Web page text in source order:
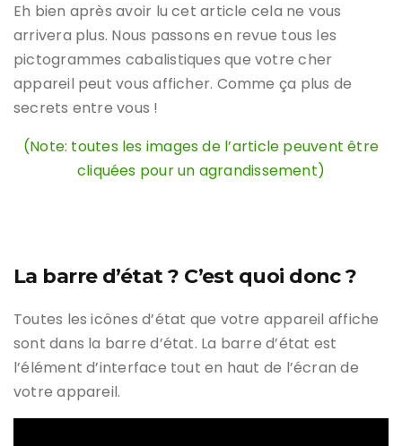
Eh bien après avoir lu cet article cela ne vous
arrivera plus. Nous passons en revue tous les
pictogrammes cabalistiques que votre cher
appareil peut vous afficher. Comme ça plus de
secrets entre vous !
(Note: toutes les images de l’article peuvent être
cliquées pour un agrandissement)
La barre d’état ? C’est quoi donc ?
Toutes les icônes d’état que votre appareil affiche
sont dans la barre d’état. La barre d’état est
l’élément d’interface tout en haut de l’écran de
votre appareil.